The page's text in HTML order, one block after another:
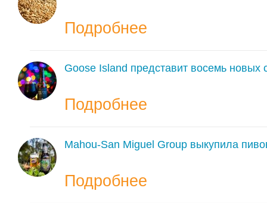
Подробнее
Goose Island представит восемь новых
Подробнее
Mahou-San Miguel Group выкупила
Подробнее